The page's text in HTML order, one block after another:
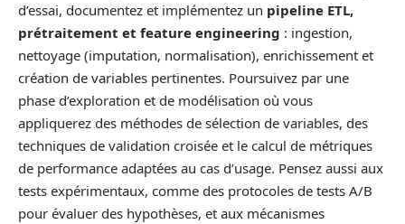
d’essai, documentez et implémentez un pipeline ETL,
prétraitement et feature engineering : ingestion,
nettoyage (imputation, normalisation), enrichissement et
création de variables pertinentes. Poursuivez par une
phase d’exploration et de modélisation où vous
appliquerez des méthodes de sélection de variables, des
techniques de validation croisée et le calcul de métriques
de performance adaptées au cas d’usage. Pensez aussi aux
tests expérimentaux, comme des protocoles de tests A/B
pour évaluer des hypothèses, et aux mécanismes